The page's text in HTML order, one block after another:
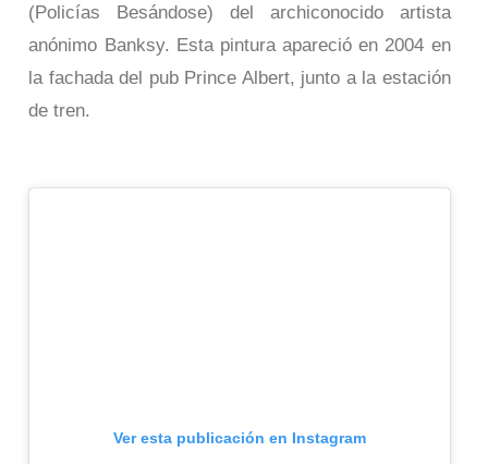
(Policías Besándose) del archiconocido artista
anónimo Banksy. Esta pintura apareció en 2004 en
la fachada del pub Prince Albert, junto a la estación
de tren.
Ver esta publicación en Instagram